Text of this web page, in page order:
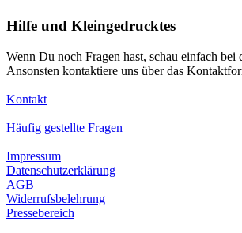
Hilfe und Kleingedrucktes
Wenn Du noch Fragen hast, schau einfach bei
Ansonsten kontaktiere uns über das
Kontakt
Häufig gestellte Fragen
Impressum
Datenschutzerklärung
AGB
Widerrufsbelehrung
Pressebereich